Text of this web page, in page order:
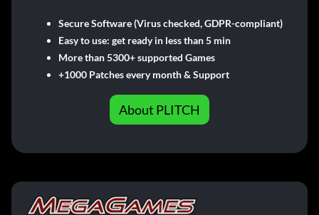
Secure Software (Virus checked, GDPR-compliant)
Easy to use: get ready in less than 5 min
More than 5300+ supported Games
+1000 Patches every month & Support
About PLITCH